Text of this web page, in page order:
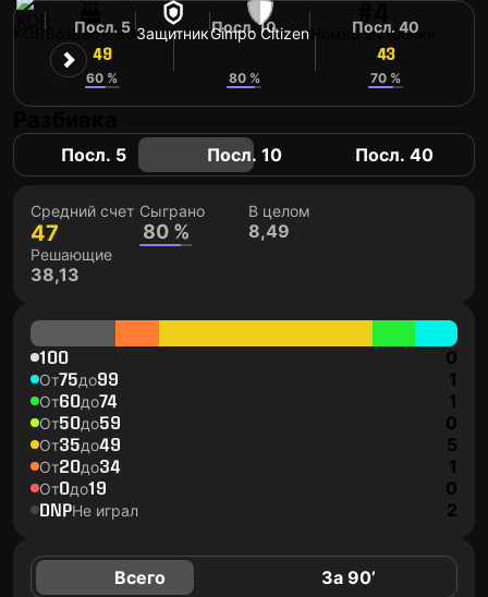
Возраст: 30 ЗащитникGimpo Citizen Номер футболки
Посл. 5
49
60 %
Посл. 10
80 %
Посл. 40
43
70 %
Посл. 5 Посл. 10 Посл. 40
Средний счет
47
Сыграно
80 %
В целом
8,49
Решающие
38,13
100 0
От75до99 1
От60до74 1
От50до59 0
От35до49 5
От20до34 1
От0до19 0
DNPНе играл 2
Всего За 90’